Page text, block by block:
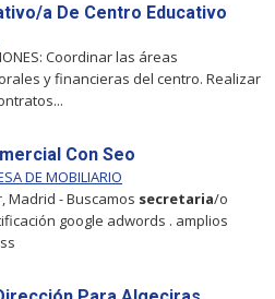
a De Centro Educativo
Coordinar las áreas
y financieras del centro. Realizar
Con Seo
DE MOBILIARIO
Madrid - Buscamos secretaria/o
google adwords . amplios